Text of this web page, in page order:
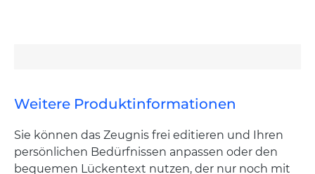
Weitere Produktinformationen
Sie können das Zeugnis frei editieren und Ihren
persönlichen Bedürfnissen anpassen oder den
bequemen Lückentext nutzen, der nur noch mit